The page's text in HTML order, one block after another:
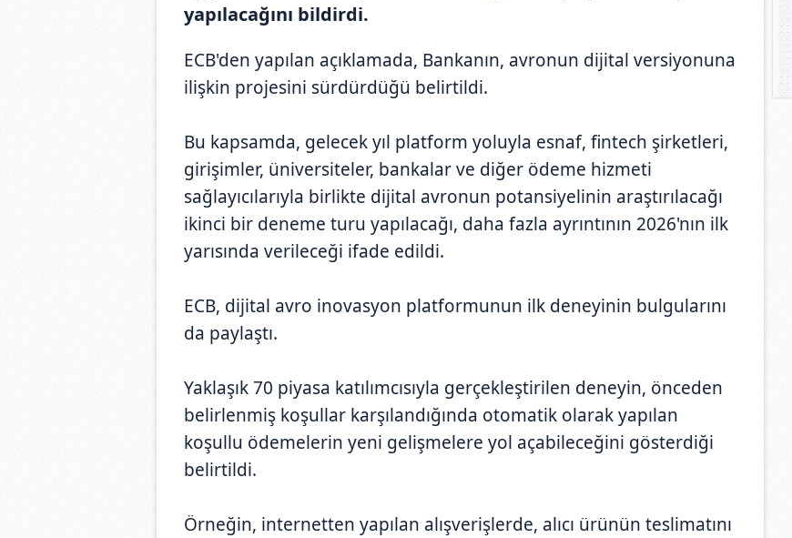
yapılacağını bildirdi.
ECB'den yapılan açıklamada, Bankanın, avronun dijital versiyonuna
ilişkin projesini sürdürdüğü belirtildi.
Bu kapsamda, gelecek yıl platform yoluyla esnaf, fintech şirketleri,
girişimler, üniversiteler, bankalar ve diğer ödeme hizmeti
sağlayıcılarıyla birlikte dijital avronun potansiyelinin araştırılacağı
ikinci bir deneme turu yapılacağı, daha fazla ayrıntının 2026'nın ilk
yarısında verileceği ifade edildi.
ECB, dijital avro inovasyon platformunun ilk deneyinin bulgularını
da paylaştı.
Yaklaşık 70 piyasa katılımcısıyla gerçekleştirilen deneyin, önceden
belirlenmiş koşullar karşılandığında otomatik olarak yapılan
koşullu ödemelerin yeni gelişmelere yol açabileceğini gösterdiği
belirtildi.
Örneğin, internetten yapılan alışverişlerde, alıcı ürünün teslimatını